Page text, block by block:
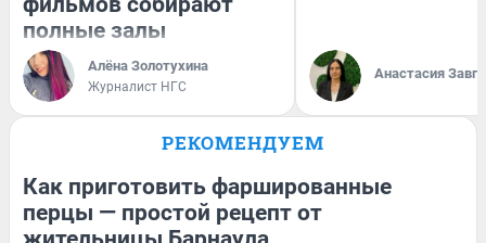
полные залы
Алёна Золотухина
Журналист НГС
Анастасия
РЕКОМЕНДУЕМ
Как приготовить фаршированные
перцы — простой рецепт от